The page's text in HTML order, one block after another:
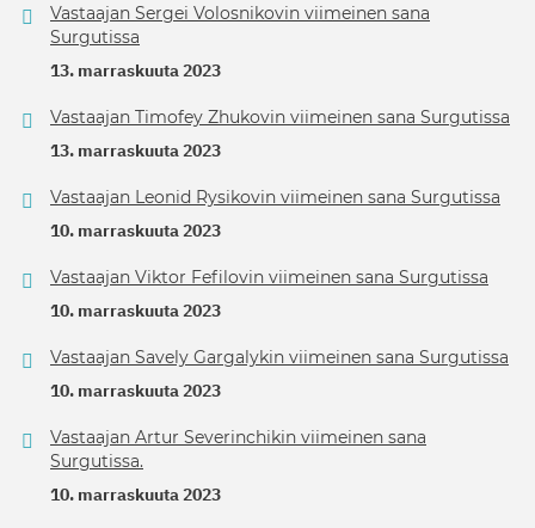
Vastaajan Sergei Volosnikovin viimeinen sana
Surgutissa
13. marraskuuta 2023
Vastaajan Timofey Zhukovin viimeinen sana Surgutissa
13. marraskuuta 2023
Vastaajan Leonid Rysikovin viimeinen sana Surgutissa
10. marraskuuta 2023
Vastaajan Viktor Fefilovin viimeinen sana Surgutissa
10. marraskuuta 2023
Vastaajan Savely Gargalykin viimeinen sana Surgutissa
10. marraskuuta 2023
Vastaajan Artur Severinchikin viimeinen sana
Surgutissa.
10. marraskuuta 2023